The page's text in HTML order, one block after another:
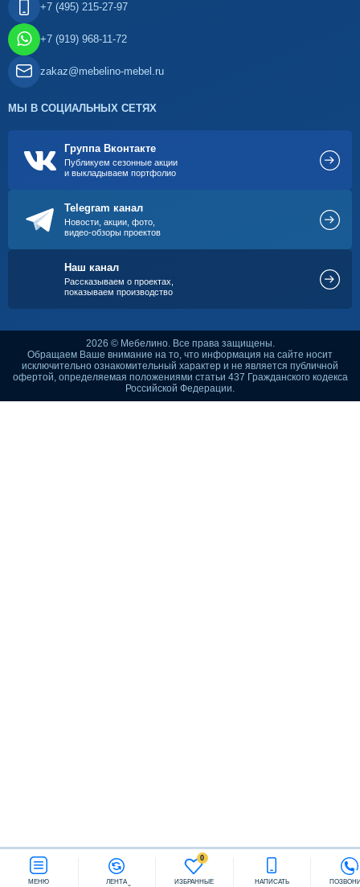
Заказать звонок
+7 (495) 215-27-97
+7 (919) 968-11-72
zakaz@mebelino-mebel.ru
МЫ В СОЦИАЛЬНЫХ СЕТЯХ
Группа Вконтакте
Публикуем сезонные акции
и выкладываем портфолио
Telegram канал
Новости, акции, фото,
видео-обзоры проектов
Наш канал
Рассказываем о проектах,
показываем производство
2026 © Мебелино. Все права защищены.
Обращаем Ваше внимание на то, что информация на сайте носит
исключительно ознакомительный характер и не является публичной
офертой, определяемая положениями статьи 437 Гражданского кодекса
Российской Федерации.
МЕНЮ
ЛЕНТА
0
ИЗБРАННЫЕ
НАПИСАТЬ